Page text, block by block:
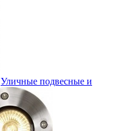
Уличные подвесные и